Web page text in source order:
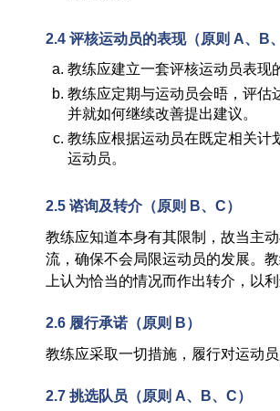
2.4 评核运动员的表现（原则 A、 B、
教练应建立一套评核运动员表现
教练应定期与运动员会晤，评估
并就如何继续改善提出建议。
教练应根据运动员在既定相关计
运动员。
2.5 谘询及转介（原则 B、 C）
教练应知道本身有其限制，故当主
流，确保不会局限运动员的发展。
上认为恰当的情况而作出转介，以
2.6 履行承诺 （原则 B）
教练应采取一切措施，履行对运动员
2.7 挑选队员 （原则 A、 B、 C）